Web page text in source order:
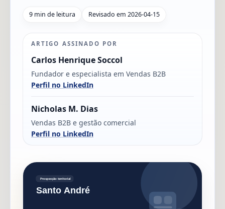
9 min de leitura Revisado em 2026-04-15
ARTIGO ASSINADO POR
Carlos Henrique Soccol
Fundador e especialista em Vendas B2B
Perfil no LinkedIn
Nicholas M. Dias
Vendas B2B e gestão comercial
Perfil no LinkedIn